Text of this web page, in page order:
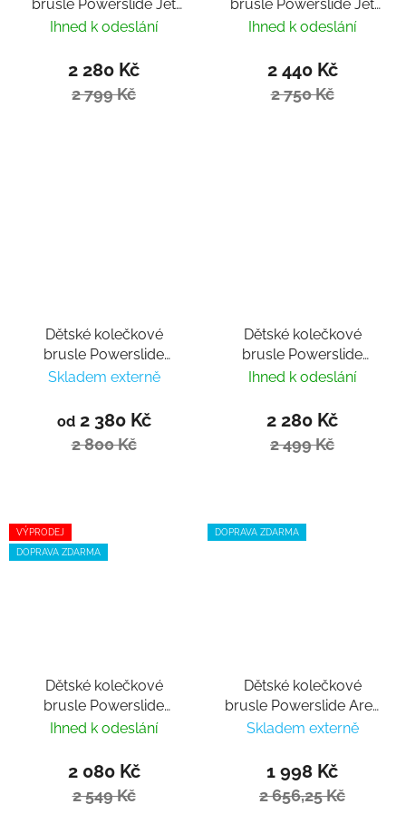
brusle Powerslide Jet
Black nastavitelné
Ihned k odeslání
2 280 Kč
2 799 Kč
brusle Powerslide Jet
Blackberry nastavitelné
Ihned k odeslání
2 440 Kč
2 750 Kč
Dětské kolečkové
brusle Powerslide
Rocket Motley
Skladem externě
od2 380 Kč
2 800 Kč
Dětské kolečkové
brusle Powerslide
Khaan Magic Pink
Ihned k odeslání
2 280 Kč
2 499 Kč
VÝPRODEJ
DOPRAVA ZDARMA
Dětské kolečkové
brusle Powerslide
Rocket Blue
Ihned k odeslání
2 080 Kč
2 549 Kč
DOPRAVA ZDARMA
Dětské kolečkové
brusle Powerslide Ares
Junior adj.
Skladem externě
1 998 Kč
2 656,25 Kč